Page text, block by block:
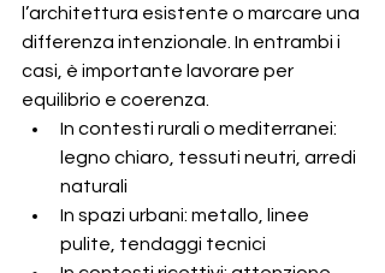
l’architettura esistente o marcare una
differenza intenzionale. In entrambi i
casi, è importante lavorare per
equilibrio e coerenza.
In contesti rurali o mediterranei:
legno chiaro, tessuti neutri, arredi
naturali
In spazi urbani: metallo, linee
pulite, tendaggi tecnici